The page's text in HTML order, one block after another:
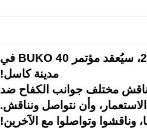
من 2 إلى 5 أكتوبر 2025، سيُعقد مؤتمر BUKO 40 في
مدينة كاسل!
مختلف جوانب الكفاح ضد
الاستعمار، وأن نتواصل ونناقش.
وناقشوا وتواصلوا مع الآخرين!